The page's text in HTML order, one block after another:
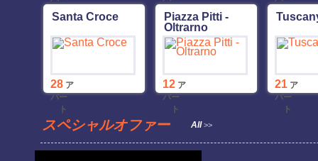
ト
Santa Croce
28 ア
パー
ト
Piazza Pitti -
Oltrarno
12 ア
パー
ト
21 ア
パー
ト
スペシャルオファー All